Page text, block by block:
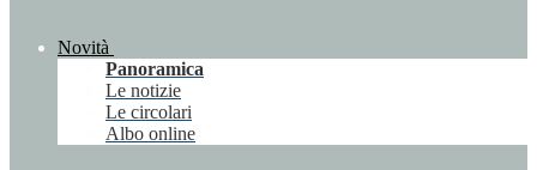
Novità
Panoramica
Le notizie
Le circolari
Albo online